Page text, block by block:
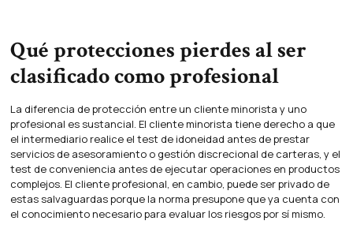
Qué protecciones pierdes al ser
clasificado como profesional
La diferencia de protección entre un cliente minorista y uno
profesional es sustancial. El cliente minorista tiene derecho a que
el intermediario realice el test de idoneidad antes de prestar
servicios de asesoramiento o gestión discrecional de carteras, y el
test de conveniencia antes de ejecutar operaciones en productos
complejos. El cliente profesional, en cambio, puede ser privado de
estas salvaguardas porque la norma presupone que ya cuenta con
el conocimiento necesario para evaluar los riesgos por sí mismo.